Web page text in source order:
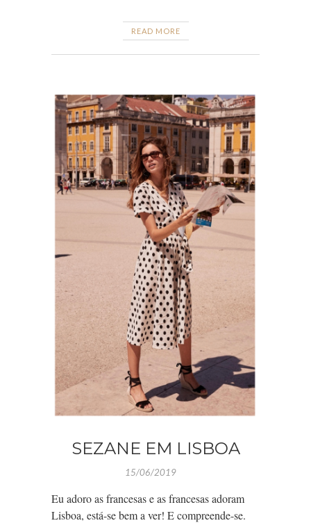
READ MORE
SEZANE EM LISBOA
15/06/2019
Eu adoro as francesas e as francesas adoram
Lisboa, está-se bem a ver! E compreende-se.